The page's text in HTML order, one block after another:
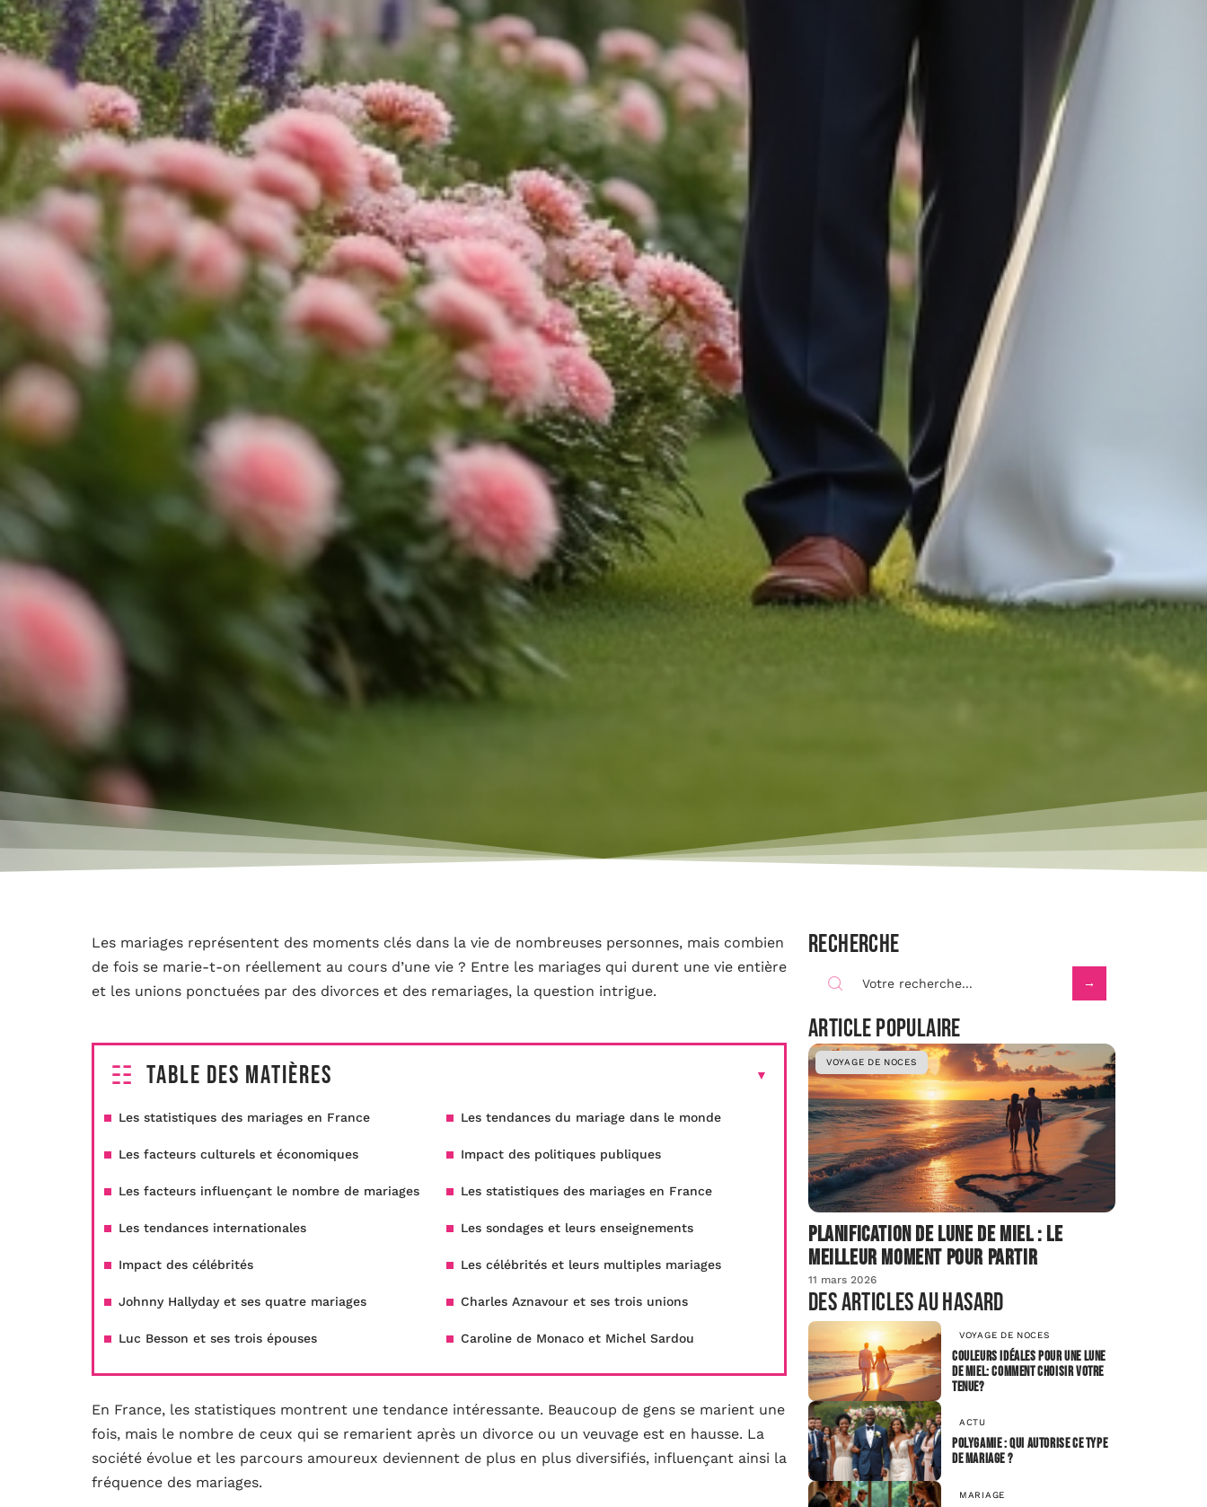
Les mariages représentent des moments clés dans la vie de nombreuses personnes, mais combien
de fois se marie-t-on réellement au cours d’une vie ? Entre les mariages qui durent une vie entière
et les unions ponctuées par des divorces et des remariages, la question intrigue.
Table des matières
Les statistiques des mariages en France Les tendances du mariage dans le monde
Les facteurs culturels et économiques Impact des politiques publiques
Les facteurs influençant le nombre de mariages Les statistiques des mariages en France
Les tendances internationales Les sondages et leurs enseignements
Impact des célébrités Les célébrités et leurs multiples mariages
Johnny Hallyday et ses quatre mariages Charles Aznavour et ses trois unions
Luc Besson et ses trois épouses Caroline de Monaco et Michel Sardou
En France, les statistiques montrent une tendance intéressante. Beaucoup de gens se marient une
fois, mais le nombre de ceux qui se remarient après un divorce ou un veuvage est en hausse. La
société évolue et les parcours amoureux deviennent de plus en plus diversifiés, influençant ainsi la
fréquence des mariages.
Recherche
Article populaire
VOYAGE DE NOCES
Planification de lune de miel : le
meilleur moment pour partir
11 mars 2026
Des articles au hasard
VOYAGE DE NOCES
Couleurs idéales pour une lune
de miel: comment choisir votre
tenue?
ACTU
Polygamie : qui autorise ce type
de mariage ?
MARIAGE